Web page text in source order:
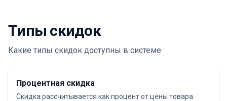
Типы скидок
Какие типы скидок доступны в системе
Процентная скидка
Скидка рассчитывается как процент от цены товара.